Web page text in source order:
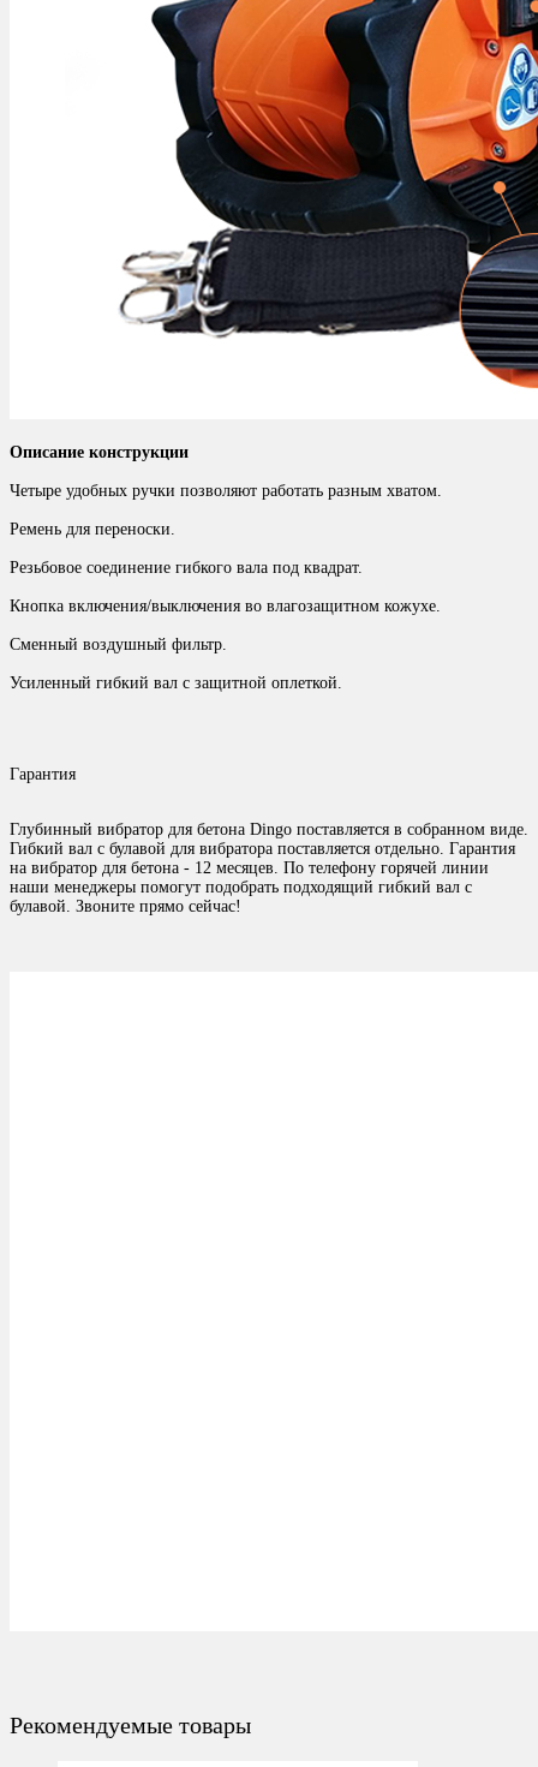
Описание конструкции
Четыре удобных ручки позволяют работать разным хватом.
Ремень для переноски.
Резьбовое соединение гибкого вала под квадрат.
Кнопка включения/выключения во влагозащитном кожухе.
Сменный воздушный фильтр.
Усиленный гибкий вал с защитной оплеткой.
Гарантия
Глубинный вибратор для бетона Dingo поставляется в собранном виде.
Гибкий вал с булавой для вибратора поставляется отдельно. Гарантия
на вибратор для бетона - 12 месяцев. По телефону горячей линии
наши менеджеры помогут подобрать подходящий гибкий вал с
булавой. Звоните прямо сейчас!
Рекомендуемые товары